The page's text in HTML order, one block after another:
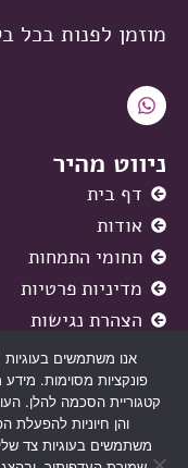
מוזמן לפנות בכל
W
h
s
a
p
ניווט מהיר
דף בית
אודות
תחומי התמחות
מדיניות פרטיות
הצהרת נגישות
צרו קשר
קיבוץ יד-מרדכי
0523923183
פונקציות מסוימות.
קטגוריית הסכמה להלן.
והן חיוניות להפעלת
משתמשים בעוגיות צד